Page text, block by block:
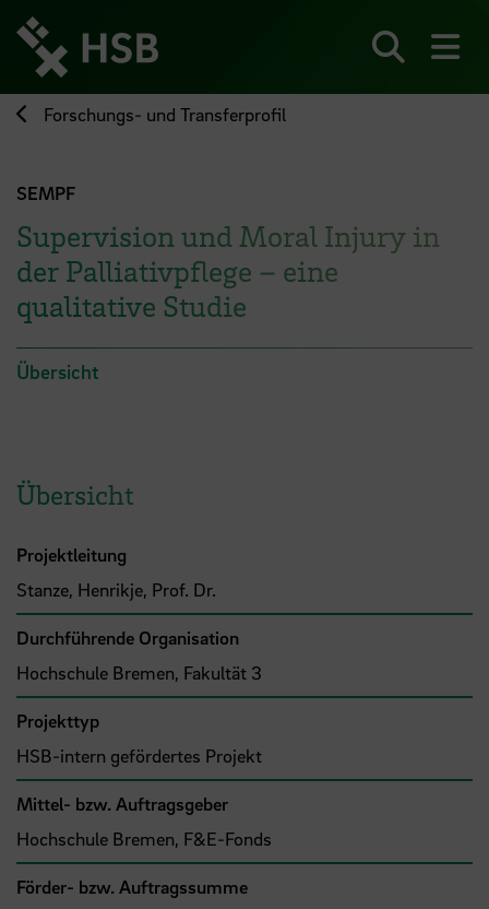
zum
Seiteninhalt
springen
Forschungs- und Transferprofil
SEMPF
Supervision und Moral Injury in
der Palliativpflege – eine
qualitative Studie
Übersicht
Übersicht
Projektleitung
Stanze, Henrikje, Prof. Dr.
Durchführende Organisation
Hochschule Bremen, Fakultät 3
Projekttyp
HSB-intern gefördertes Projekt
Mittel- bzw. Auftragsgeber
Hochschule Bremen, F&E-Fonds
Förder- bzw. Auftragssumme